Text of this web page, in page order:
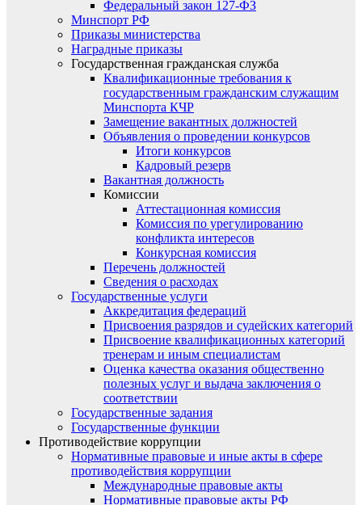
Федеральный закон 127-ФЗ
Минспорт РФ
Приказы министерства
Наградные приказы
Государственная гражданская служба
Квалификационные требования к
государственным гражданским служащим
Минспорта КЧР
Замещение вакантных должностей
Объявления о проведении конкурсов
Итоги конкурсов
Кадровый резерв
Вакантная должность
Комиссии
Аттестационная комиссия
Комиссия по урегулированию
конфликта интересов
Конкурсная комиссия
Перечень должностей
Сведения о расходах
Государственные услуги
Аккредитация федераций
Присвоения разрядов и судейских категорий
Присвоение квалификационных категорий
тренерам и иным специалистам
Оценка качества оказания общественно
полезных услуг и выдача заключения о
соответствии
Государственные задания
Государственные функции
Противодействие коррупции
Нормативные правовые и иные акты в сфере
противодействия коррупции
Международные правовые акты
Нормативные правовые акты РФ